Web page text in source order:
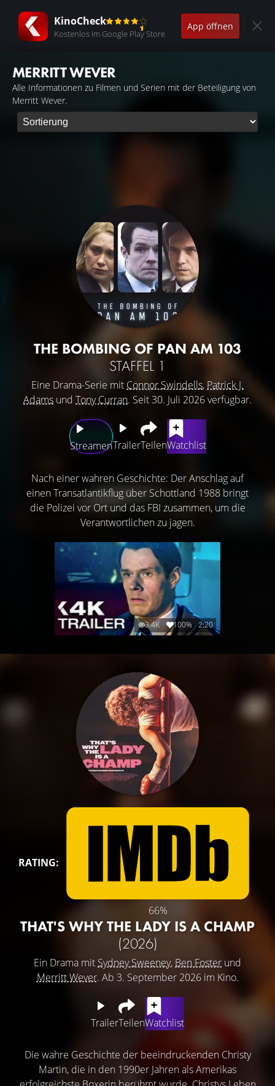
KinoCheck
Kostenlos im Google Play Store
App öffnen
MERRITT WEVER
Alle Informationen zu Filmen und Serien mit der Beteiligung von
Merritt Wever.
THE BOMBING OF PAN AM 103
STAFFEL 1
Eine Drama-Serie mit Connor Swindells, Patrick J.
Adams und Tony Curran. Seit 30. Juli 2026 verfügbar.
StreamenTrailerTeilenWatchlist
Nach einer wahren Geschichte: Der Anschlag auf
einen Transatlantikflug über Schottland 1988 bringt
die Polizei vor Ort und das FBI zusammen, um die
Verantwortlichen zu jagen.
3.4K 100% 2:20
RATING:
66%
THAT'S WHY THE LADY IS A CHAMP
(2026)
Ein Drama mit Sydney Sweeney, Ben Foster und
Merritt Wever. Ab 3. September 2026 im Kino.
TrailerTeilenWatchlist
Die wahre Geschichte der beeindruckenden Christy
Martin, die in den 1990er Jahren als Amerikas